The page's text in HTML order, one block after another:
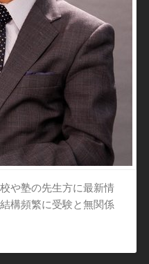
や塾の先生方に最新情
構頻繁に受験と無関係